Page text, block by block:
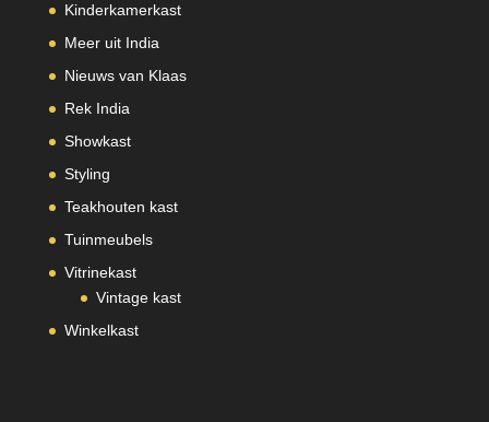
Kinderkamerkast
Meer uit India
Nieuws van Klaas
Rek India
Showkast
Styling
Teakhouten kast
Tuinmeubels
Vitrinekast
Vintage kast
Winkelkast